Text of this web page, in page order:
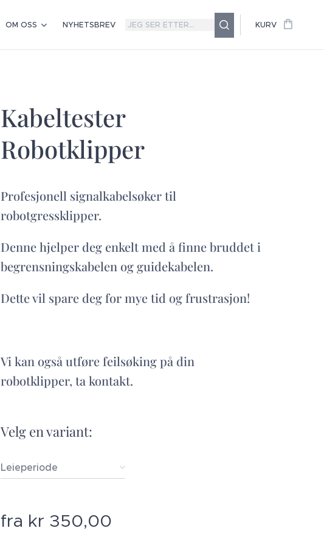
OM OSS NYHETSBREV KURV
Kabeltester
Robotklipper
Profesjonell signalkabelsøker til
robotgressklipper.
Denne hjelper deg enkelt med å finne bruddet i
begrensningskabelen og guidekabelen.
Dette vil spare deg for mye tid og frustrasjon!
Vi kan også utføre feilsøking på din
robotklipper, ta kontakt.
Velg en variant:
Leieperiode
fra kr 350,00